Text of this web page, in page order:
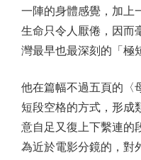
一陣的身體感覺，加上
生命只令人厭倦，因而
灣最早也最深刻的「極
他在篇幅不過五頁的〈
短段空格的方式，形成
意自足又復上下繫連的
為近於電影分鏡的，對